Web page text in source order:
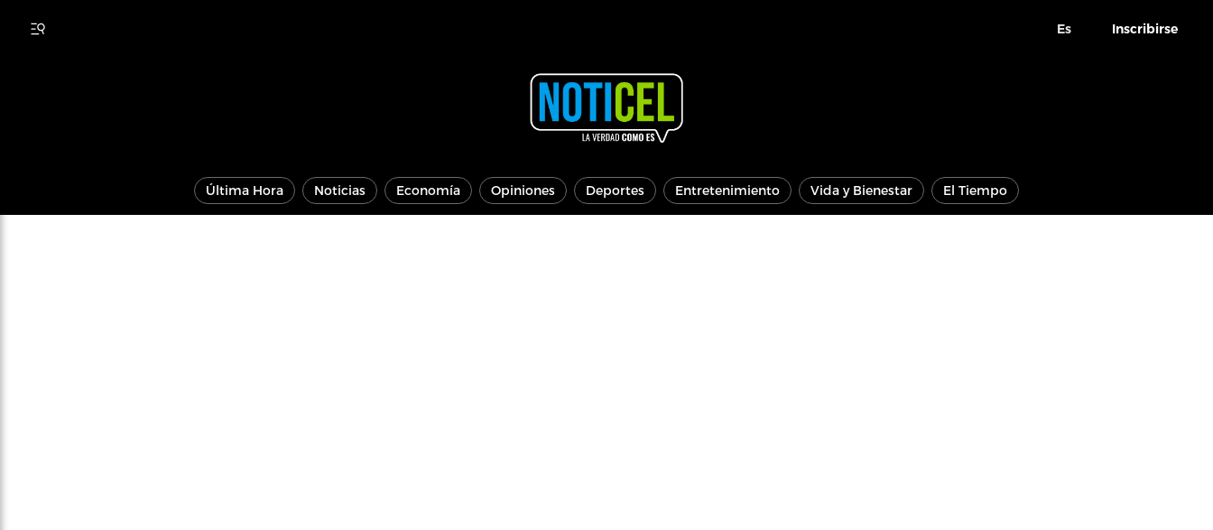
Es Inscribirse
Última Hora Noticias Economía Opiniones Deportes Entretenimiento Vida y Bienestar El Tiempo